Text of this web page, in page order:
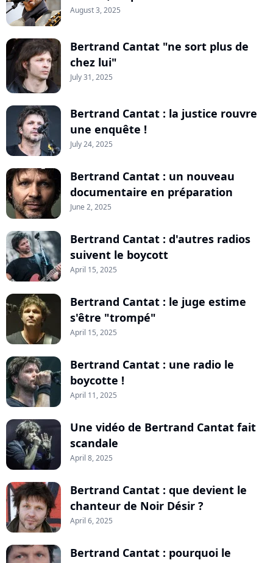
August 3, 2025
Bertrand Cantat "ne sort plus de
chez lui"
July 31, 2025
Bertrand Cantat : la justice rouvre
une enquête !
July 24, 2025
Bertrand Cantat : un nouveau
documentaire en préparation
June 2, 2025
Bertrand Cantat : d'autres radios
suivent le boycott
April 15, 2025
Bertrand Cantat : le juge estime
s'être "trompé"
April 15, 2025
Bertrand Cantat : une radio le
boycotte !
April 11, 2025
Une vidéo de Bertrand Cantat fait
scandale
April 8, 2025
Bertrand Cantat : que devient le
chanteur de Noir Désir ?
April 6, 2025
Bertrand Cantat : pourquoi le